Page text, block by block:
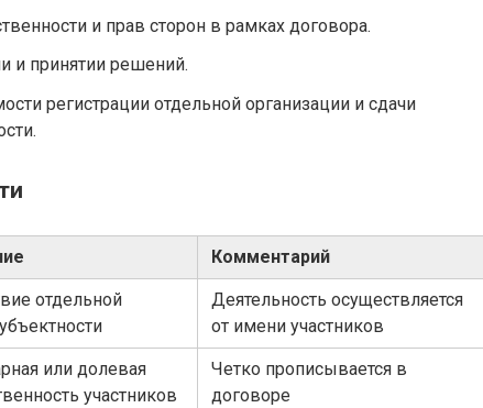
и прав сторон в рамках договора.
и принятии решений.
регистрации отдельной организации и сдачи
Комментарий
отдельной
Деятельность осуществляется
от имени участников
или долевая
участников
Четко прописывается в
договоре